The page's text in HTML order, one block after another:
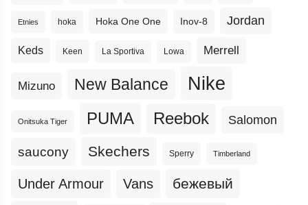
Etnies hoka Hoka One One Inov-8 Jordan
Keds Keen La Sportiva Lowa Merrell
Mizuno New Balance Nike
Onitsuka Tiger PUMA Reebok Salomon
saucony Skechers Sperry Timberland
Under Armour Vans бежевый